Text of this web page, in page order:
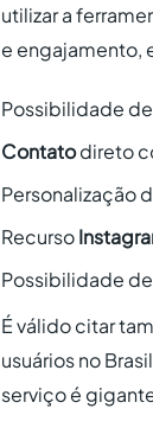
utilizar a
e engajamento,
Possibilidade
Contatodireto
Personalização
Recurso
Possibilidade de
É válido citar
usuários no
serviço é